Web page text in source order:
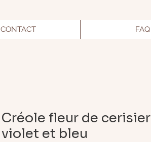
CONTACT FAQ
Créole fleur de cerisier
violet et bleu